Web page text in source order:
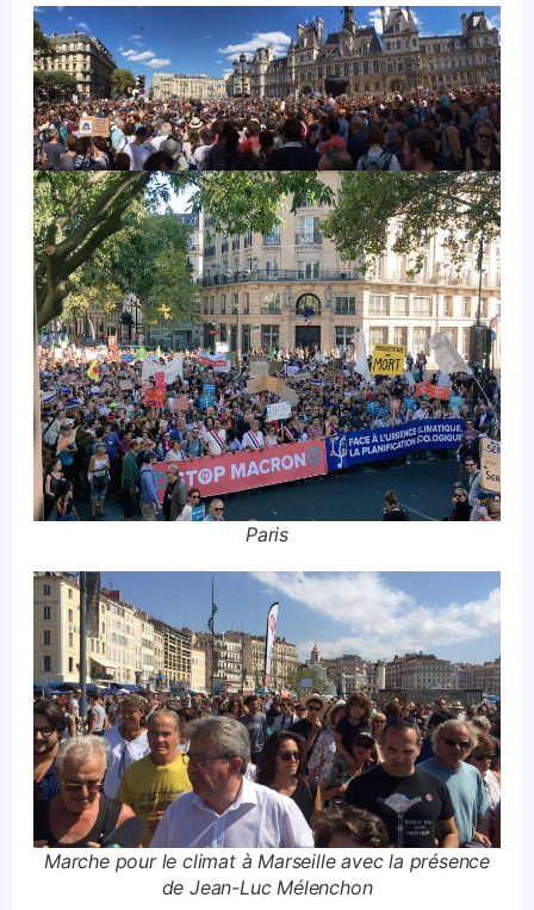
Paris
Marche pour le climat à Marseille avec la présence
de Jean-Luc Mélenchon